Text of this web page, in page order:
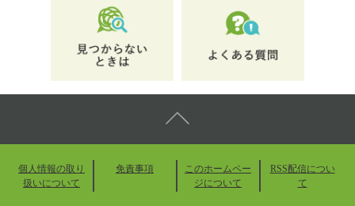
個人情報の取り
扱いについて
免責事項
このホームペー
ジについて
RSS配信につい
て